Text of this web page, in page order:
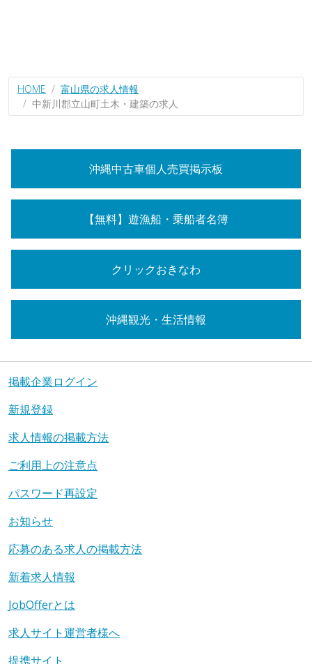
HOME
富山県の求人情報
中新川郡立山町土木・建築の求人
沖縄中古車個人売買掲示板
【無料】遊漁船・乗船者名簿
クリックおきなわ
沖縄観光・生活情報
掲載企業ログイン
新規登録
求人情報の掲載方法
ご利用上の注意点
パスワード再設定
お知らせ
応募のある求人の掲載方法
新着求人情報
JobOfferとは
求人サイト運営者様へ
提携サイト